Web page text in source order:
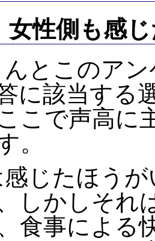
女性側も感
とこのア
に該当する
こで声高に
。
じたほう
しかしそれ
食事による